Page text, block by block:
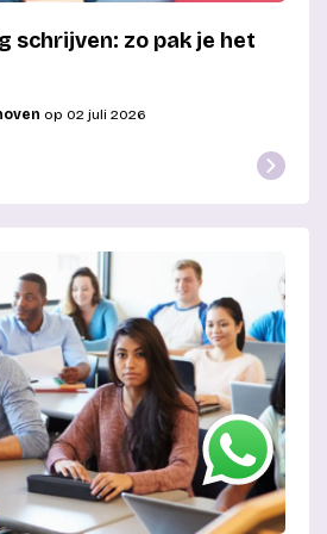
schrijven: zo pak je het
op 02 juli 2026